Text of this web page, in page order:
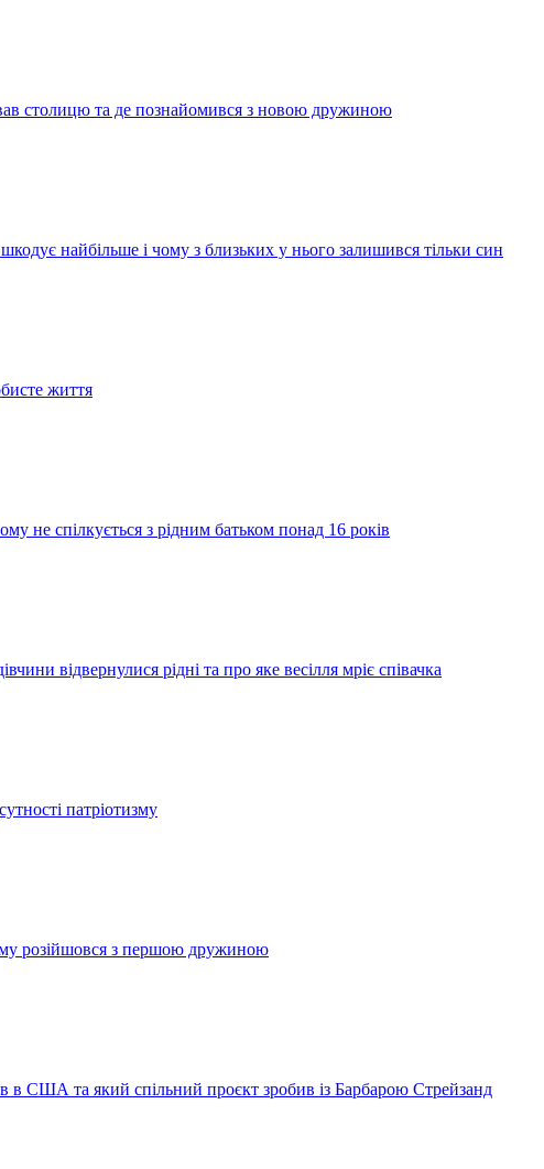
столицю та де познайомився з новою дружиною
найбільше і чому з близьких у нього залишився тільки син
життя
не спілкується з рідним батьком понад 16 років
відвернулися рідні та про яке весілля мріє співачка
патріотизму
розійшовся з першою дружиною
США та який спільний проєкт зробив із Барбарою Стрейзанд